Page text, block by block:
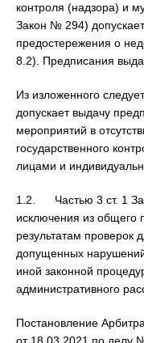
контроля (надзора) и
Закон № 294)
предостережения о
8.2). Предписания
Из изложенного
допускает выдачу
мероприятий в
государственного
лицами и
1.2. Частью 3 ст. 1
исключения из общего
результатам проверок
допущенных
иной законной
административного
Постановление